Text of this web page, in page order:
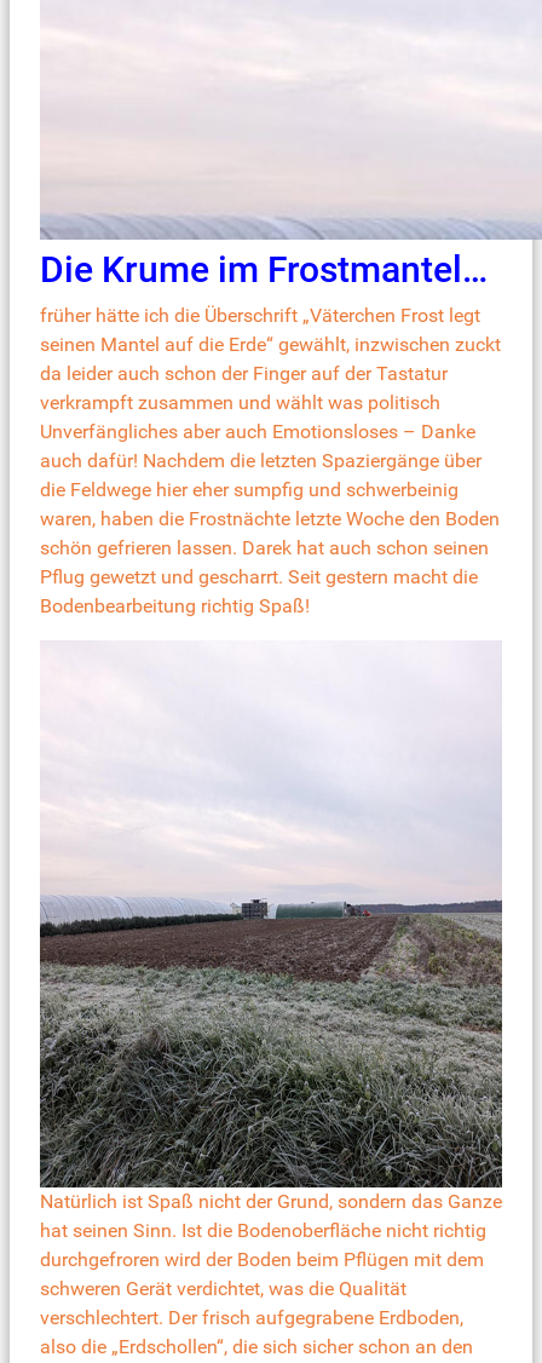
Die Krume im Frostmantel…
früher hätte ich die Überschrift „Väterchen Frost legt
seinen Mantel auf die Erde“ gewählt, inzwischen zuckt
da leider auch schon der Finger auf der Tastatur
verkrampft zusammen und wählt was politisch
Unverfängliches aber auch Emotionsloses – Danke
auch dafür! Nachdem die letzten Spaziergänge über
die Feldwege hier eher sumpfig und schwerbeinig
waren, haben die Frostnächte letzte Woche den Boden
schön gefrieren lassen. Darek hat auch schon seinen
Pflug gewetzt und gescharrt. Seit gestern macht die
Bodenbearbeitung richtig Spaß!
Natürlich ist Spaß nicht der Grund, sondern das Ganze
hat seinen Sinn. Ist die Bodenoberfläche nicht richtig
durchgefroren wird der Boden beim Pflügen mit dem
schweren Gerät verdichtet, was die Qualität
verschlechtert. Der frisch aufgegrabene Erdboden,
also die „Erdschollen“, die sich sicher schon an den